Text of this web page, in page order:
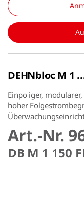
DEHNbloc M 1
Einpoliger,
hoher
Art.-Nr.
DB M 1 150